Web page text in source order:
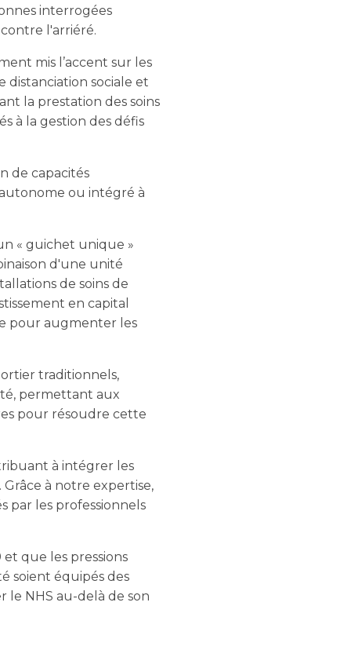
interrogées
l'arriéré.
mis l’accent sur les
distanciation sociale et
la prestation des soins
à la gestion des défis
de capacités
ou intégré à
« guichet unique »
d'une unité
de soins de
en capital
pour augmenter les
traditionnels,
permettant aux
pour résoudre cette
à intégrer les
à notre expertise,
par les professionnels
que les pressions
soient équipés des
NHS au-delà de son